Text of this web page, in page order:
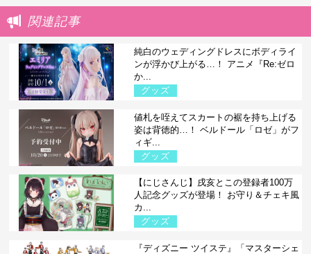
関連記事
純白のウェディングドレスにボディライ
ンが浮かび上がる…！ アニメ『Re:ゼロ
か...
グッズ
値札を咥えてスカートの裾を持ち上げる
姿は背徳的…！ ベルドール「ロゼ」がフ
ィギ...
グッズ
【にじさんじ】戌亥とこの登録者100万
人記念グッズが登場！ お守り＆チェキ風
カ...
グッズ
『ディズニー ツイステ』「マスターシェ